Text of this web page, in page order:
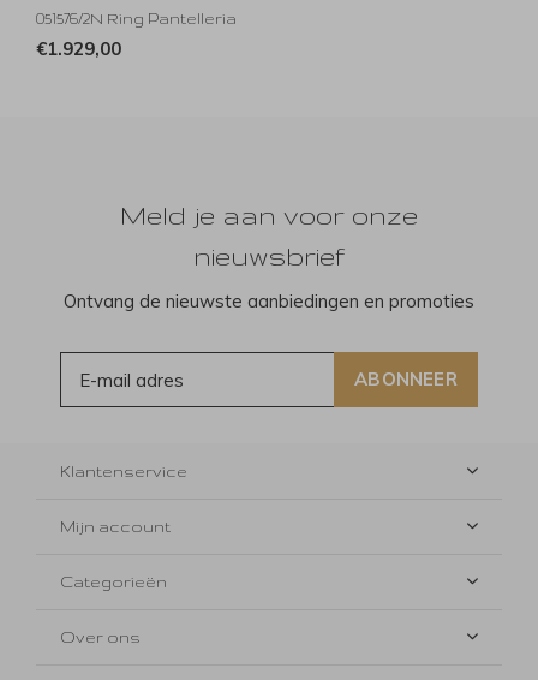
051576/2N Ring Pantelleria
€1.929,00
Meld je aan voor onze
nieuwsbrief
Ontvang de nieuwste aanbiedingen en promoties
ABONNEER
Klantenservice
Mijn account
Categorieën
Over ons